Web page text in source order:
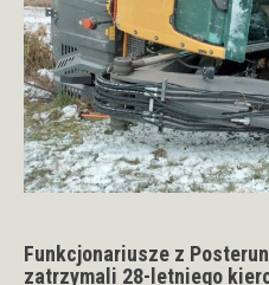
Funkcjonariusze z
zatrzymali 28-letniego